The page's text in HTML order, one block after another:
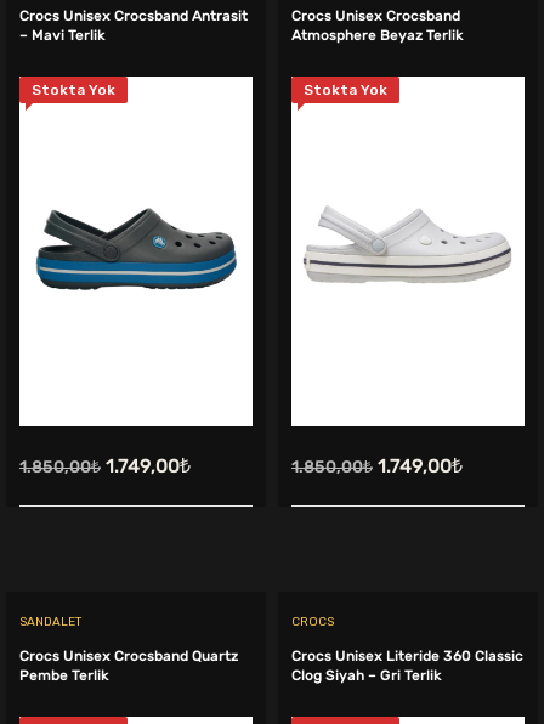
Crocs Unisex Crocsband Antrasit
– Mavi Terlik
Stokta Yok
1.850,00₺ Orijinal
fiyat:
1.749,00₺Şu
andaki
Crocs Unisex Crocsband
Atmosphere Beyaz Terlik
Stokta Yok
1.850,00₺ Orijinal
fiyat:
1.749,00₺Şu
andaki
SANDALET
Crocs Unisex Crocsband Quartz
Pembe Terlik
CROCS
Crocs Unisex Literide 360 Classic
Clog Siyah – Gri Terlik